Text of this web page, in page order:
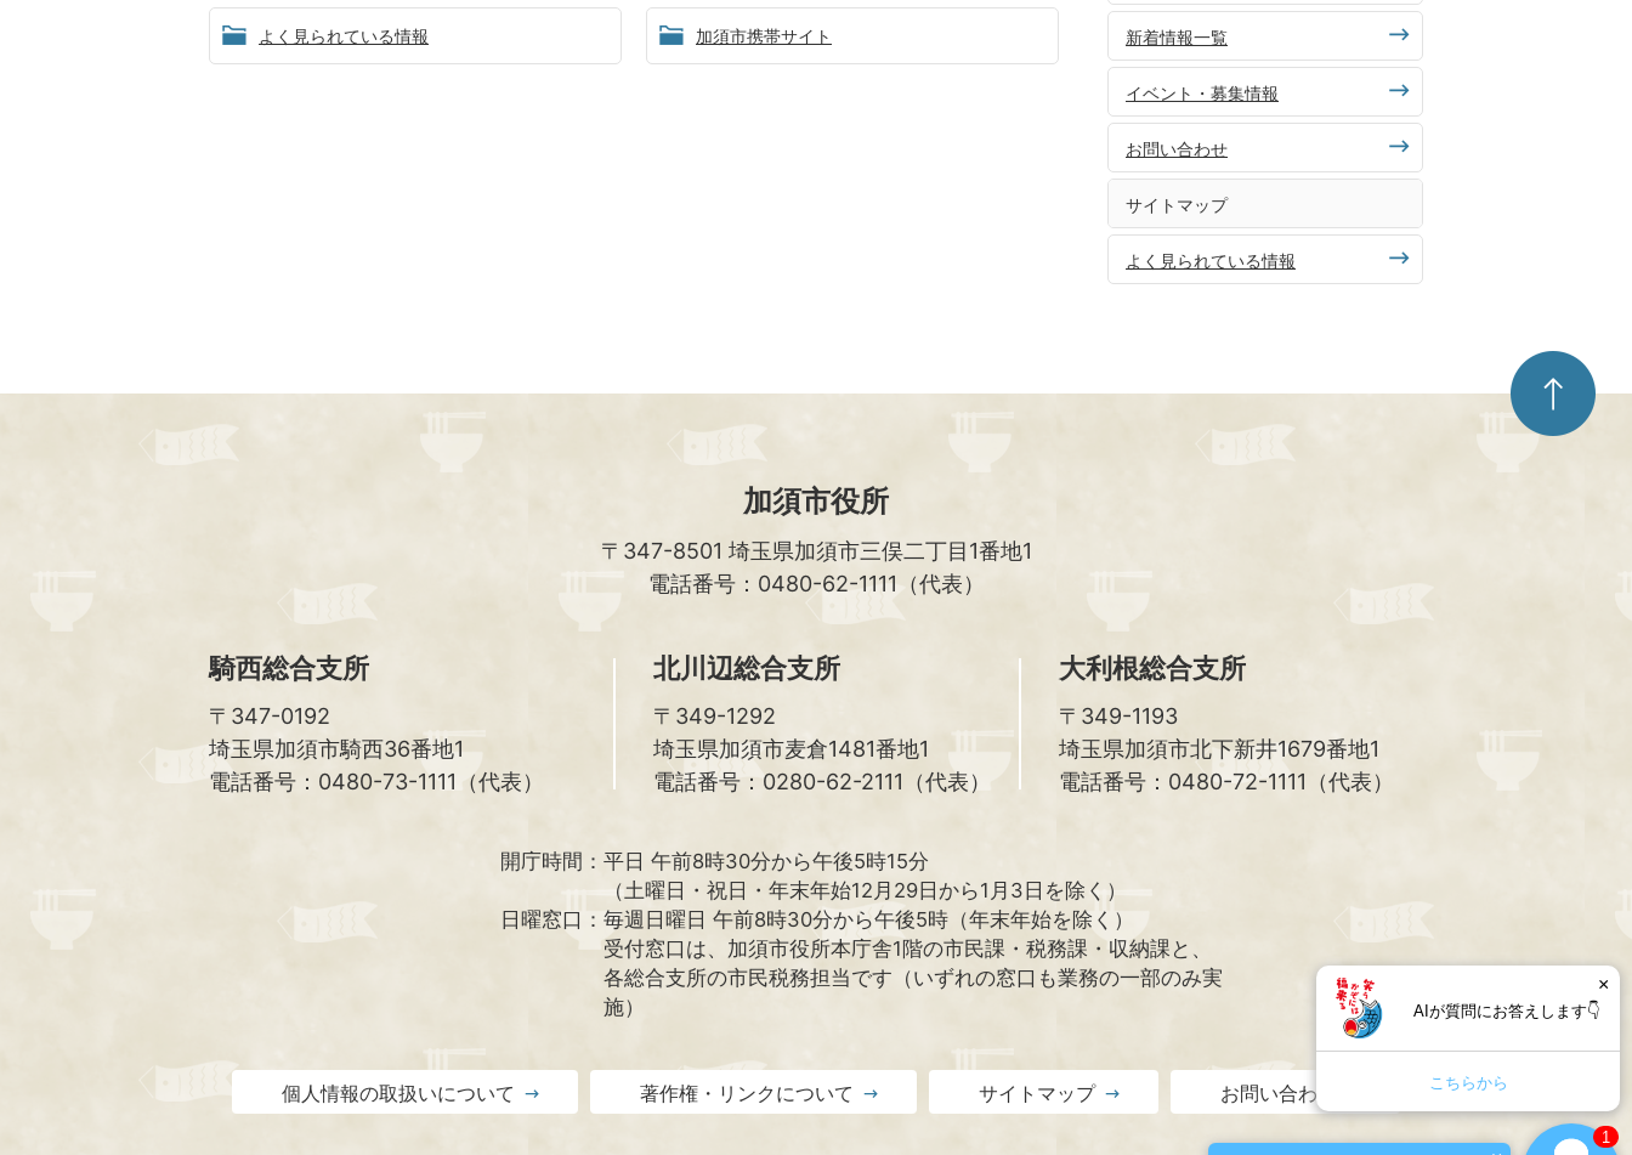
よく見られている情報 加須市携帯サイト 新着情報一覧
イベント・募集情報
お問い合わせ
サイトマップ
よく見られている情報
ペ
ー
ジ
加須市役所
〒347-8501 埼玉県加須市三俣二丁目1番地1
電話番号：0480-62-1111（代表）
騎西総合支所
〒347-0192
埼玉県加須市騎西36番地1
電話番号：0480-73-1111（代表）
北川辺総合支所
〒349-1292
埼玉県加須市麦倉1481番地1
電話番号：0280-62-2111（代表）
大利根総合支所
〒349-1193
埼玉県加須市北下新井1679番地1
電話番号：0480-72-1111（代表）
開庁時間： 平日 午前8時30分から午後5時15分
（土曜日・祝日・年末年始12月29日から1月3日を除く）
日曜窓口： 毎週日曜日 午前8時30分から午後5時（年末年始を除く）
受付窓口は、加須市役所本庁舎1階の市民課・税務課・収納課と、
各総合支所の市民税務担当です（いずれの窓口も業務の一部のみ実
施）
個人情報の取扱いについて 著作権・リンクについて サイトマップ お問い合わせ
AIが質問にお答えします👇
こちらから
×
1